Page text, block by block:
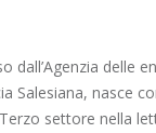
dall’Agenzia delle
Salesiana, nasce
settore nella